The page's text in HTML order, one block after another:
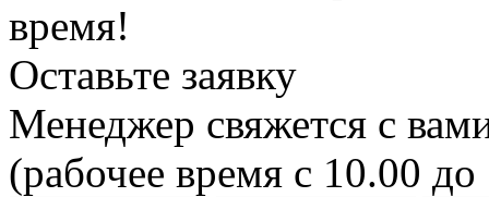
время!
Оставьте заявку
Менеджер свяжется с
(рабочее время с 10.00